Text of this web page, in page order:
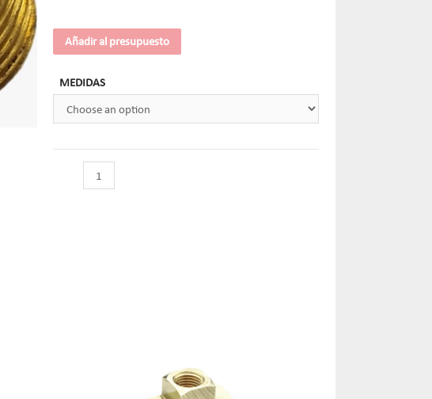
Añadir al presupuesto
MEDIDAS